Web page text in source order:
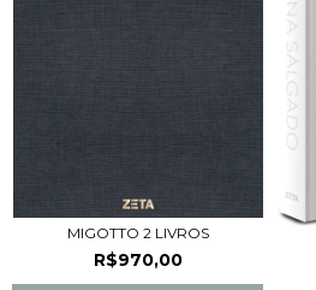
MIGOTTO 2 LIVROS
R$970,00